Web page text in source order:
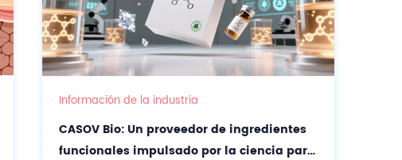
Información de la industria
CASOV Bio: Un proveedor de ingredientes
funcionales impulsado por la ciencia para